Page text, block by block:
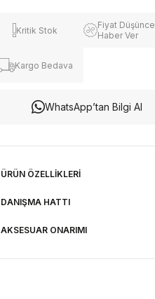
Kritik Stok
Fiyat Düşünce
Haber Ver
Kargo Bedava
WhatsApp’tan Bilgi Al
ÜRÜN ÖZELLIKLERI
DANIŞMA HATTI
AKSESUAR ONARIMI